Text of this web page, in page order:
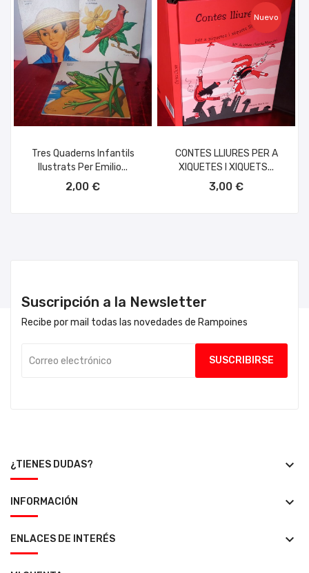
Tres Quaderns Infantils
Ilustrats Per Emilio...
2,00 €
Nuevo
CONTES LLIURES PER A
XIQUETES I XIQUETS...
3,00 €
Suscripción a la Newsletter
Recibe por mail todas las novedades de Rampoines
¿TIENES DUDAS? keyboard_arrow_down
INFORMACIÓN keyboard_arrow_down
ENLACES DE INTERÉS keyboard_arrow_down